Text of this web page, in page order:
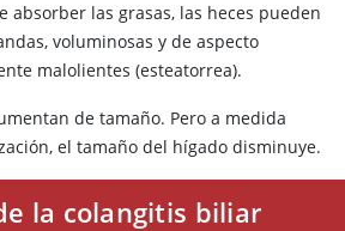
absorber las grasas, las heces pueden
voluminosas y de aspecto
malolientes (esteatorrea).
de tamaño. Pero a medida
el tamaño del hígado disminuye.
la colangitis biliar